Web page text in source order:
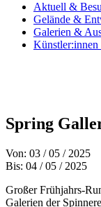
Aktuell &
Gelände &
Galerien &
Spring
Von: 03 / 05 / 2025
Bis: 04 / 05 / 2025
Großer Frühjahrs-
Galerien der